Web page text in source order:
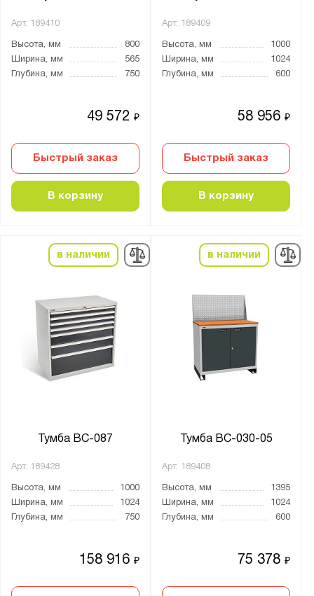
Арт. 189410
Высота, мм
800
Ширина, мм
565
Глубина, мм
750
49 572₽
Быстрый заказ
В корзину
Арт. 189409
Высота, мм
1000
Ширина, мм
1024
Глубина, мм
600
58 956₽
Быстрый заказ
В корзину
в наличии
Тумба ВС-087
Арт. 189428
Высота, мм
1000
Ширина, мм
1024
Глубина, мм
750
158 916₽
в наличии
Тумба ВС-030-05
Арт. 189408
Высота, мм
1395
Ширина, мм
1024
Глубина, мм
600
75 378₽